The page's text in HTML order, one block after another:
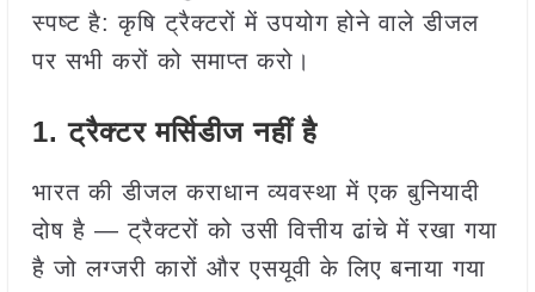
स्पष्ट है: कृषि ट्रैक्टरों में उपयोग होने वाले डीजल
पर सभी करों को समाप्त करो।
1. ट्रैक्टर मर्सिडीज नहीं है
भारत की डीजल कराधान व्यवस्था में एक बुनियादी
दोष है — ट्रैक्टरों को उसी वित्तीय ढांचे में रखा गया
है जो लग्जरी कारों और एसयूवी के लिए बनाया गया